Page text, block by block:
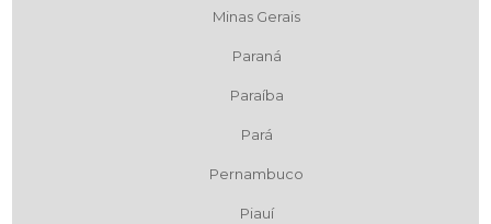
Minas Gerais
Paraná
Paraíba
Pará
Pernambuco
Piauí